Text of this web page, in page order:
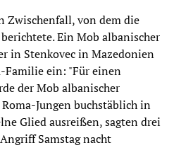
Zwischenfall, von dem die
berichtete. Ein Mob albanischer
in Stenkovec in Mazedonien
Familie ein: "Für einen
der Mob albanischer
Jungen buchstäblich in
Glied ausreißen, sagten drei
Samstag nacht